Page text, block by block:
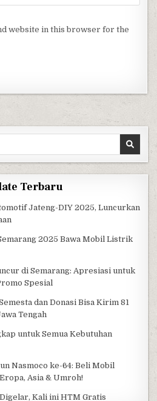
website in this browser for the
Terbaru
Jateng-DIY 2025, Luncurkan
2025 Bawa Mobil Listrik
di Semarang: Apresiasi untuk
Spesial
dan Donasi Bisa Kirim 81
Tengah
untuk Semua Kebutuhan
Nasmoco ke-64: Beli Mobil
Asia & Umroh!
Kali ini HTM Gratis